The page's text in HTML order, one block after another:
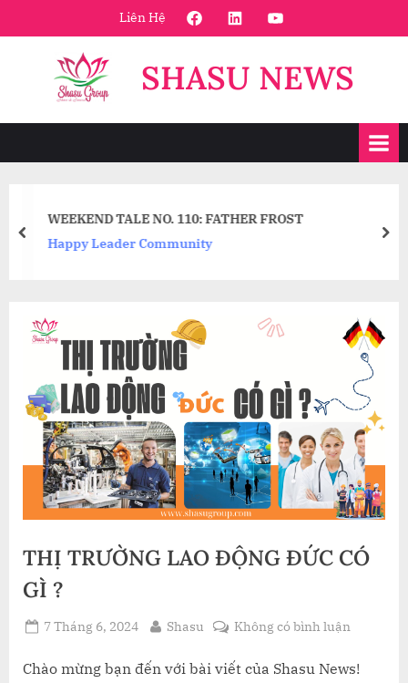
to
Liên Hệ FaceBookLinkedinYoutube
SHASU NEWS
WEEKEND TALE NO. 110: FATHER FROST
Happy Leader Community
prev
THỊ TRƯỜNG LAO ĐỘNG ĐỨC CÓ
GÌ ?
Posted
7 Tháng 6, 2024 By
Shasu Không có bình luậnở
TRƯỜNG
Chào mừng bạn đến với bài viết của Shasu News!